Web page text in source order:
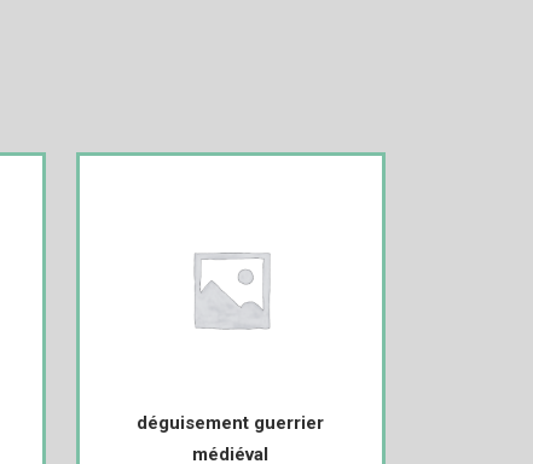
déguisement guerrier
médiéval